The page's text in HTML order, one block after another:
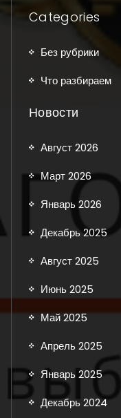
Categories
Без рубрики
Что разбираем
Новости
Август 2026
Март 2026
Январь 2026
Декабрь 2025
Август 2025
Июнь 2025
Май 2025
Апрель 2025
Январь 2025
Декабрь 2024